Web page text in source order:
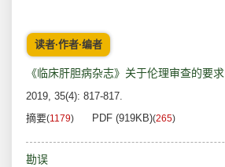
读者·作者·编者
《临床肝胆病杂志》关于伦理审查的要求
2019, 35(4): 817-817.
摘要(1179) PDF (919KB)(265)
勘误